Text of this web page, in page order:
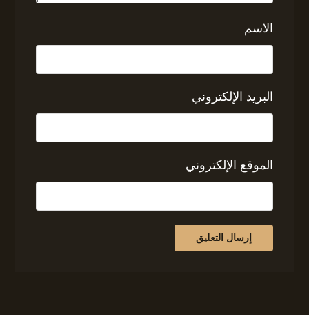
الاسم
البريد الإلكتروني
الموقع الإلكتروني